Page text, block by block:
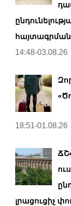
հայտագրման
14:48-03.08.26
18:51-01.08.26
լրացուցիչ